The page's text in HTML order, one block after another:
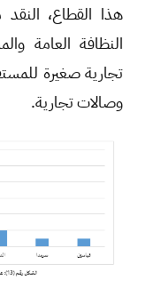
هذا القطاع،
النظافة العامة
تجارية صغيرة
وصالات تجارية.